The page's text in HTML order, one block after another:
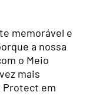
memorável e
a nossa
o Meio
mais
Protect em